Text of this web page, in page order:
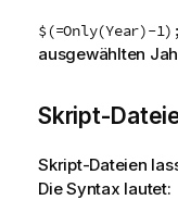
$(=Only(Year)-
ausgewählten
Skript-
Skript-Dateien
Die Syntax lautet: